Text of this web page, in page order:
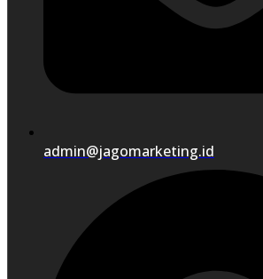
admin@jagomarketing.id